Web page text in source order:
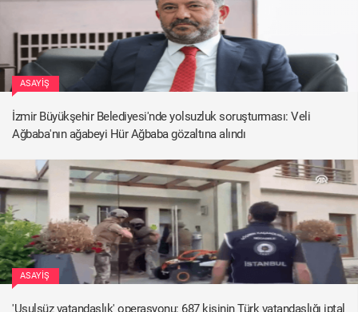
ASAYIŞ
İzmir Büyükşehir Belediyesi'nde yolsuzluk soruşturması: Veli
Ağbaba'nın ağabeyi Hür Ağbaba gözaltına alındı
ASAYIŞ
'Usulsüz vatandaşlık' operasyonu: 687 kişinin Türk vatandaşlığı iptal